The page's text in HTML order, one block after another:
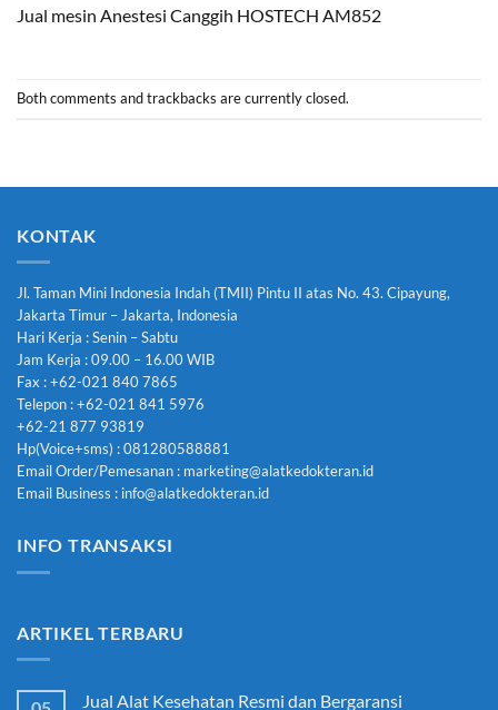
Jual mesin Anestesi Canggih HOSTECH AM852
Both comments and trackbacks are currently closed.
KONTAK
Jl. Taman Mini Indonesia Indah (TMII) Pintu II atas No. 43. Cipayung,
Jakarta Timur – Jakarta, Indonesia
Hari Kerja : Senin – Sabtu
Jam Kerja : 09.00 – 16.00 WIB
Fax : +62-021 840 7865
Telepon : +62-021 841 5976
+62-21 877 93819
Hp(Voice+sms) : 081280588881
Email Order/Pemesanan : marketing@alatkedokteran.id
Email Business : info@alatkedokteran.id
INFO TRANSAKSI
ARTIKEL TERBARU
Jual Alat Kesehatan Resmi dan Bergaransi